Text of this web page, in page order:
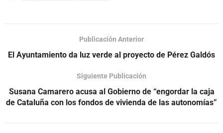
Publicación Anterior
El Ayuntamiento da luz verde al proyecto de Pérez Galdós
Siguiente Publicación
Susana Camarero acusa al Gobierno de “engordar la caja
de Cataluña con los fondos de vivienda de las autonomías”